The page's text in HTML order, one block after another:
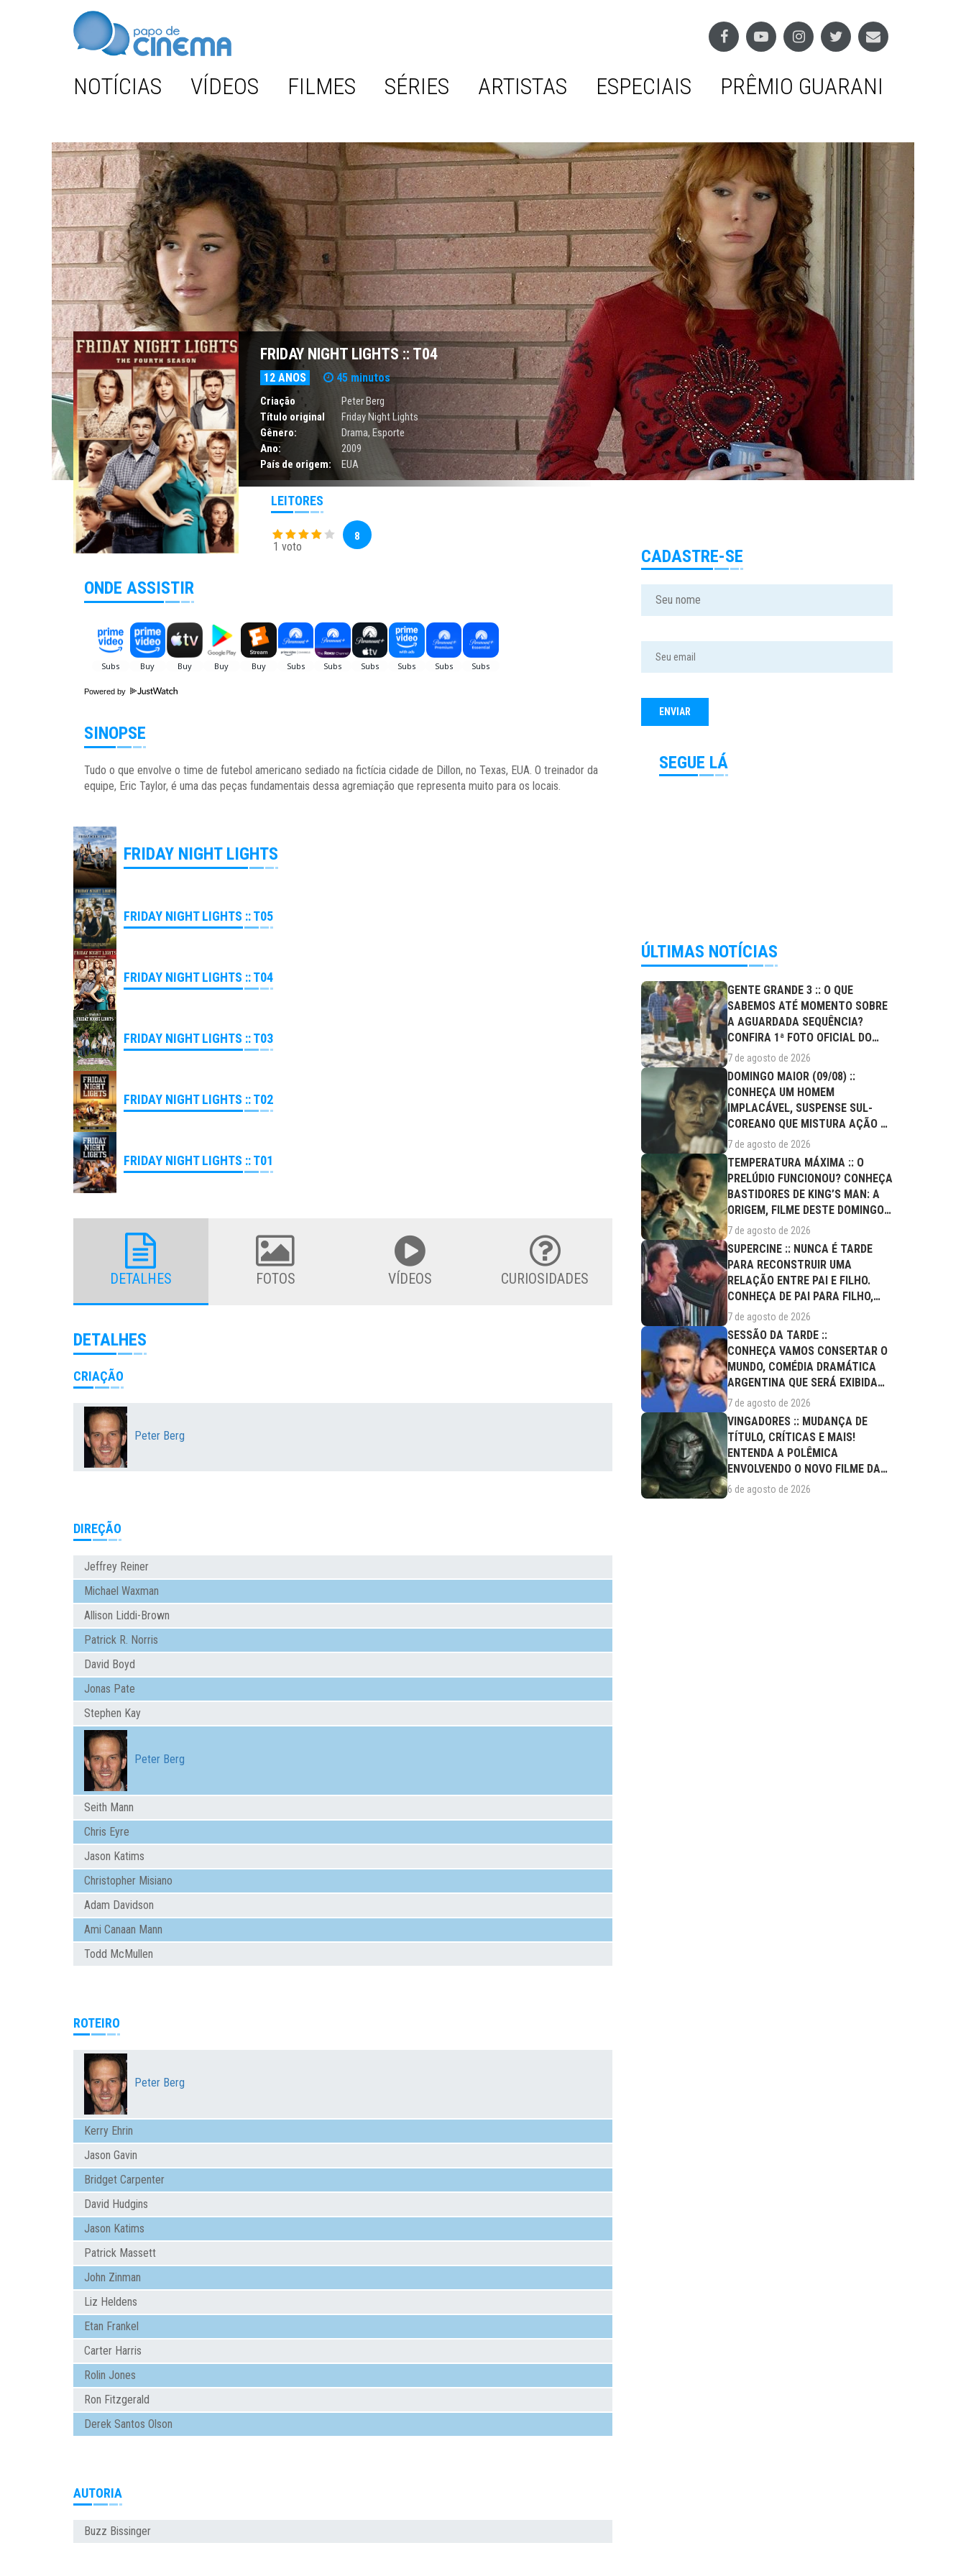
NOTÍCIAS VÍDEOS FILMES SÉRIES ARTISTAS ESPECIAIS PRÊMIO GUARANI
FRIDAY NIGHT LIGHTS :: T04
12 ANOS 45 minutos
Criação
Peter Berg
Título original
Friday Night Lights
Gênero:
Drama,Esporte
Ano:
2009
País de origem:
EUA
LEITORES
1 voto
8
ONDE ASSISTIR
Powered by
SINOPSE
Tudo o que envolve o time de futebol americano sediado na fictícia cidade de Dillon, no Texas, EUA. O treinador da
equipe, Eric Taylor, é uma das peças fundamentais dessa agremiação que representa muito para os locais.
FRIDAY NIGHT LIGHTS
FRIDAY NIGHT LIGHTS :: T05
FRIDAY NIGHT LIGHTS :: T04
FRIDAY NIGHT LIGHTS :: T03
FRIDAY NIGHT LIGHTS :: T02
FRIDAY NIGHT LIGHTS :: T01
DETALHES FOTOS VÍDEOS CURIOSIDADES
DETALHES
CRIAÇÃO
Peter Berg
DIREÇÃO
Jeffrey Reiner
Michael Waxman
Allison Liddi-Brown
Patrick R. Norris
David Boyd
Jonas Pate
Stephen Kay
Peter Berg
Seith Mann
Chris Eyre
Jason Katims
Christopher Misiano
Adam Davidson
Ami Canaan Mann
Todd McMullen
ROTEIRO
Peter Berg
Kerry Ehrin
Jason Gavin
Bridget Carpenter
David Hudgins
Jason Katims
Patrick Massett
John Zinman
Liz Heldens
Etan Frankel
Carter Harris
Rolin Jones
Ron Fitzgerald
Derek Santos Olson
AUTORIA
Buzz Bissinger
CADASTRE-SE
SEGUE LÁ
ÚLTIMAS NOTÍCIAS
GENTE GRANDE 3 :: O QUE
SABEMOS ATÉ MOMENTO SOBRE
A AGUARDADA SEQUÊNCIA?
CONFIRA 1ª FOTO OFICIAL DO
ELENCO!
7 de agosto de 2026
DOMINGO MAIOR (09/08) ::
CONHEÇA UM HOMEM
IMPLACÁVEL, SUSPENSE SUL-
COREANO QUE MISTURA AÇÃO E
DRAMA FAMILIAR
7 de agosto de 2026
TEMPERATURA MÁXIMA :: O
PRELÚDIO FUNCIONOU? CONHEÇA
BASTIDORES DE KING’S MAN: A
ORIGEM, FILME DESTE DOMINGO
(09/08)
7 de agosto de 2026
SUPERCINE :: NUNCA É TARDE
PARA RECONSTRUIR UMA
RELAÇÃO ENTRE PAI E FILHO.
CONHEÇA DE PAI PARA FILHO,
FILME DESTE...
7 de agosto de 2026
SESSÃO DA TARDE ::
CONHEÇA VAMOS CONSERTAR O
MUNDO, COMÉDIA DRAMÁTICA
ARGENTINA QUE SERÁ EXIBIDA
NESTA SEXTA (07/08)
7 de agosto de 2026
VINGADORES :: MUDANÇA DE
TÍTULO, CRÍTICAS E MAIS!
ENTENDA A POLÊMICA
ENVOLVENDO O NOVO FILME DA
MARVEL
6 de agosto de 2026